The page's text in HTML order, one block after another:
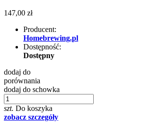
147,00 zł
Producent:
Homebrewing.pl
Dostępność:
Dostępny
dodaj do
porównania
dodaj do schowka
szt. Do koszyka
zobacz szczegóły